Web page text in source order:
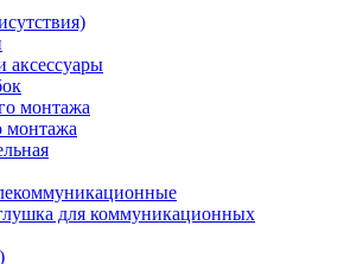
монтажа
монтажа
для коммуникационных